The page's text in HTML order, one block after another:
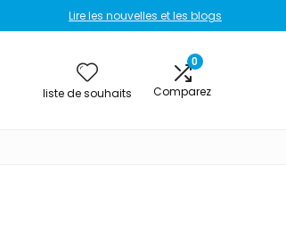
Lire les nouvelles et les blogs
liste de souhaits
0
Comparez